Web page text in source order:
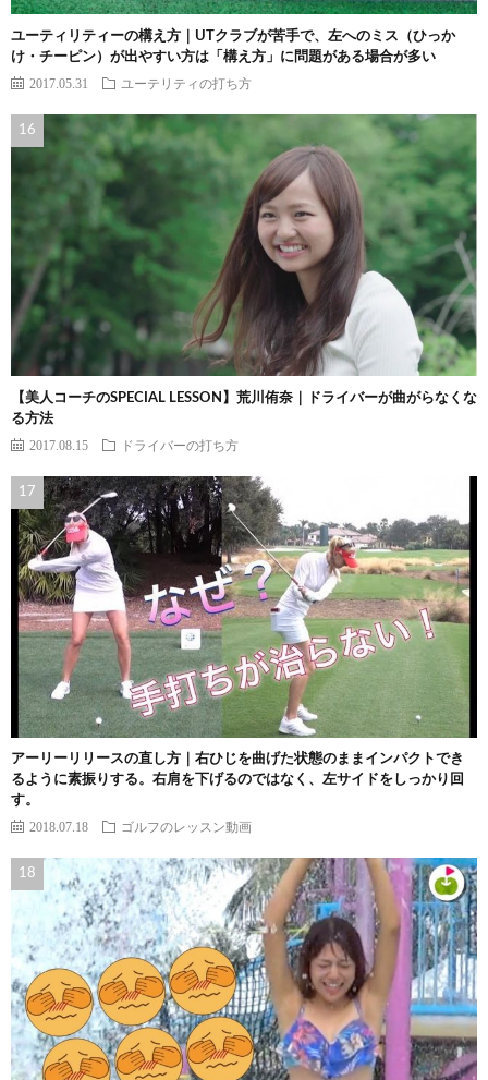
ユーティリティーの構え方｜UTクラブが苦手で、左へのミス（ひっか
け・チーピン）が出やすい方は「構え方」に問題がある場合が多い
2017.05.31 ユーテリティの打ち方
【美人コーチのSPECIAL LESSON】荒川侑奈｜ドライバーが曲がらなくな
る方法
2017.08.15 ドライバーの打ち方
アーリーリリースの直し方｜右ひじを曲げた状態のままインパクトでき
るように素振りする。右肩を下げるのではなく、左サイドをしっかり回
す。
2018.07.18 ゴルフのレッスン動画